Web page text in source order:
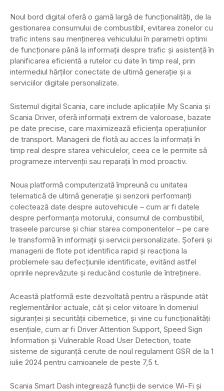
Noul bord digital oferă o gamă largă de funcționalități, de la
gestionarea consumului de combustibil, evitarea zonelor cu
trafic intens sau menținerea vehiculului în parametri optimi
de funcționare până la informații despre trafic și asistență în
planificarea eficientă a rutelor cu date în timp real, prin
intermediul hărților conectate de ultimă generație și a
serviciilor digitale personalizate.
Sistemul digital Scania, care include aplicațiile My Scania și
Scania Driver, oferă informații extrem de valoroase, bazate
pe date precise, care maximizează eficiența operațiunilor
de transport. Managerii de flotă au acces la informații în
timp real despre starea vehiculelor, ceea ce le permite să
programeze intervenții sau reparații în mod proactiv.
Noua platformă computerizată împreună cu unitatea
telematică de ultimă generație și senzorii performanți
colectează date despre autovehicule – cum ar fi datele
despre performanța motorului, consumul de combustibil,
traseele parcurse și chiar starea componentelor – pe care
le transformă în informații și servicii personalizate. Șoferii și
managerii de flote pot identifica rapid și reacționa la
problemele sau defecțiunile identificate, evitând astfel
opririle neprevăzute și reducând costurile de întreținere.
Această platformă este dezvoltată pentru a răspunde atât
reglementărilor actuale, cât și celor viitoare în domeniul
siguranței și securității cibernetice, și vine cu funcționalități
esențiale, cum ar fi Driver Attention Support, Speed Sign
Information și Vulnerable Road User Detection, toate
sisteme de siguranță cerute de noul regulament GSR de la 1
iulie 2024 pentru camioanele de peste 7,5 t.
Scania Smart Dash integrează funcții de service Wi-Fi și